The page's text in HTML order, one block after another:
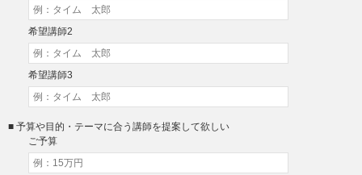
希望講師2
希望講師3
■ 予算や目的・テーマに合う講師を提案して欲しい
ご予算